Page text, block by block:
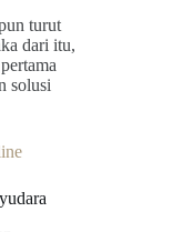
turut
dari itu,
solusi